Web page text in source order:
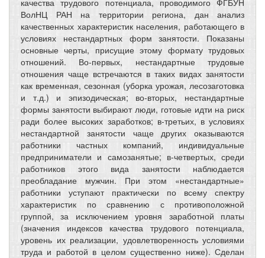
ВолНЦ РАН на территории региона, дан анализ
качественных характеристик населения, работающего в
условиях нестандартных форм занятости. Показаны
основные черты, присущие этому формату трудовых
отношений. Во-первых, нестандартные трудовые
отношения чаще встречаются в таких видах занятости
как временная, сезонная (уборка урожая, лесозаготовка
и т.д.) и эпизодическая; во-вторых, нестандартные
формы занятости выбирают люди, готовые идти на риск
ради более высоких заработков; в-третьих, в условиях
нестандартной занятости чаще других оказываются
работники частных компаний, индивидуальные
предприниматели и самозанятые; в-четвертых, среди
работников этого вида занятости наблюдается
преобладание мужчин. При этом «нестандартные»
работники уступают практически по всему спектру
характеристик по сравнению с противоположной
группой, за исключением уровня заработной платы
(значения индексов качества трудового потенциала,
уровень их реализации, удовлетворенность условиями
труда и работой в целом существенно ниже). Сделан